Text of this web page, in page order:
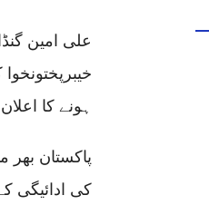
علی امین
ہونے کا اعلان
پاکستان بھر
کی ادائیگی